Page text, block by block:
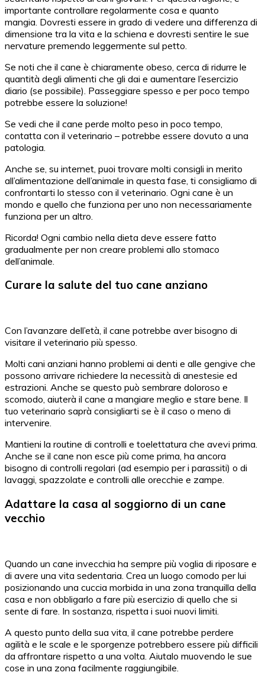
importante controllare regolarmente cosa e quanto
mangia. Dovresti essere in grado di vedere una differenza di
dimensione tra la vita e la schiena e dovresti sentire le sue
nervature premendo leggermente sul petto.
Se noti che il cane è chiaramente obeso, cerca di ridurre le
quantità degli alimenti che gli dai e aumentare l’esercizio
diario (se possibile). Passeggiare spesso e per poco tempo
potrebbe essere la soluzione!
Se vedi che il cane perde molto peso in poco tempo,
contatta con il veterinario – potrebbe essere dovuto a una
patologia.
Anche se, su internet, puoi trovare molti consigli in merito
all’alimentazione dell’animale in questa fase, ti consigliamo di
confrontarti lo stesso con il veterinario. Ogni cane è un
mondo e quello che funziona per uno non necessariamente
funziona per un altro.
Ricorda! Ogni cambio nella dieta deve essere fatto
gradualmente per non creare problemi allo stomaco
dell’animale.
Curare la salute del tuo cane anziano
Con l’avanzare dell’età, il cane potrebbe aver bisogno di
visitare il veterinario più spesso.
Molti cani anziani hanno problemi ai denti e alle gengive che
possono arrivare richiedere la necessità di anestesie ed
estrazioni. Anche se questo può sembrare doloroso e
scomodo, aiuterà il cane a mangiare meglio e stare bene. Il
tuo veterinario saprà consigliarti se è il caso o meno di
intervenire.
Mantieni la routine di controlli e toelettatura che avevi prima.
Anche se il cane non esce più come prima, ha ancora
bisogno di controlli regolari (ad esempio per i parassiti) o di
lavaggi, spazzolate e controlli alle orecchie e zampe.
Adattare la casa al soggiorno di un cane
vecchio
Quando un cane invecchia ha sempre più voglia di riposare e
di avere una vita sedentaria. Crea un luogo comodo per lui
posizionando una cuccia morbida in una zona tranquilla della
casa e non obbligarlo a fare più esercizio di quello che si
sente di fare. In sostanza, rispetta i suoi nuovi limiti.
A questo punto della sua vita, il cane potrebbe perdere
agilità e le scale e le sporgenze potrebbero essere più difficili
da affrontare rispetto a una volta. Aiutalo muovendo le sue
cose in una zona facilmente raggiungibile.